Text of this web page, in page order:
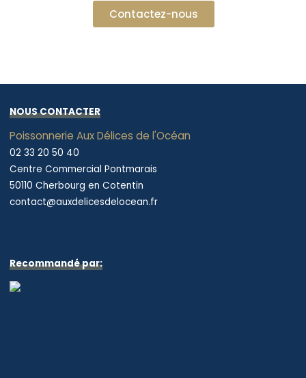
Contactez-nous
NOUS CONTACTER
Poissonnerie Aux Délices de l'Océan
02 33 20 50 40
Centre Commercial Pontmarais
50110 Cherbourg en Cotentin
contact@auxdelicesdelocean.fr
Recommandé par: